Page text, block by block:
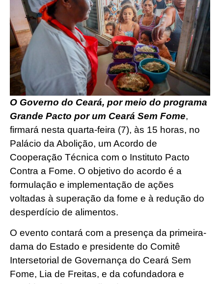
O Governo do Ceará, por meio do programa
Grande Pacto por um Ceará Sem Fome,
firmará nesta quarta-feira (7), às 15 horas, no
Palácio da Abolição, um Acordo de
Cooperação Técnica com o Instituto Pacto
Contra a Fome. O objetivo do acordo é a
formulação e implementação de ações
voltadas à superação da fome e à redução do
desperdício de alimentos.
O evento contará com a presença da primeira-
dama do Estado e presidente do Comitê
Intersetorial de Governança do Ceará Sem
Fome, Lia de Freitas, e da cofundadora e